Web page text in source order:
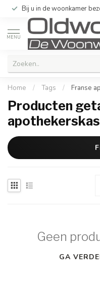
Bij u in de woonkamer
MENU
Home / Tags / Franse
Producten
Geen
GA